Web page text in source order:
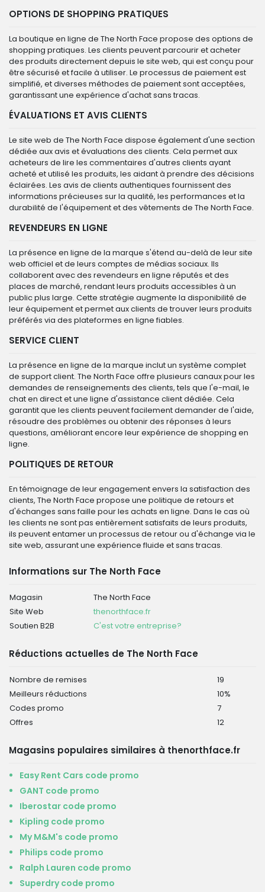
OPTIONS DE SHOPPING PRATIQUES
La boutique en ligne de The North Face propose des options de
shopping pratiques. Les clients peuvent parcourir et acheter
des produits directement depuis le site web, qui est conçu pour
être sécurisé et facile à utiliser. Le processus de paiement est
simplifié, et diverses méthodes de paiement sont acceptées,
garantissant une expérience d'achat sans tracas.
ÉVALUATIONS ET AVIS CLIENTS
Le site web de The North Face dispose également d'une section
dédiée aux avis et évaluations des clients. Cela permet aux
acheteurs de lire les commentaires d'autres clients ayant
acheté et utilisé les produits, les aidant à prendre des décisions
éclairées. Les avis de clients authentiques fournissent des
informations précieuses sur la qualité, les performances et la
durabilité de l'équipement et des vêtements de The North Face.
REVENDEURS EN LIGNE
La présence en ligne de la marque s'étend au-delà de leur site
web officiel et de leurs comptes de médias sociaux. Ils
collaborent avec des revendeurs en ligne réputés et des
places de marché, rendant leurs produits accessibles à un
public plus large. Cette stratégie augmente la disponibilité de
leur équipement et permet aux clients de trouver leurs produits
préférés via des plateformes en ligne fiables.
SERVICE CLIENT
La présence en ligne de la marque inclut un système complet
de support client. The North Face offre plusieurs canaux pour les
demandes de renseignements des clients, tels que l'e-mail, le
chat en direct et une ligne d'assistance client dédiée. Cela
garantit que les clients peuvent facilement demander de l'aide,
résoudre des problèmes ou obtenir des réponses à leurs
questions, améliorant encore leur expérience de shopping en
ligne.
POLITIQUES DE RETOUR
En témoignage de leur engagement envers la satisfaction des
clients, The North Face propose une politique de retours et
d'échanges sans faille pour les achats en ligne. Dans le cas où
les clients ne sont pas entièrement satisfaits de leurs produits,
ils peuvent entamer un processus de retour ou d'échange via le
site web, assurant une expérience fluide et sans tracas.
Informations sur The North Face
Magasin
The North Face
Site Web
thenorthface.fr
Soutien B2B
C'est votre entreprise?
Réductions actuelles de The North Face
Nombre de remises
19
Meilleurs réductions
10%
Codes promo
7
Offres
12
Magasins populaires similaires à thenorthface.fr
Easy Rent Cars code promo
GANT code promo
Iberostar code promo
Kipling code promo
My M&M's code promo
Philips code promo
Ralph Lauren code promo
Superdry code promo